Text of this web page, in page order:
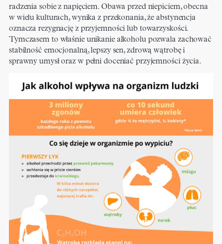
radzenia sobie z napięciem. Obawa przed niepiciem, obecna
w wielu kulturach, wynika z przekonania, że abstynencja
oznacza rezygnację z przyjemności lub towarzyskości.
Tymczasem to właśnie unikanie alkoholu pozwala zachować
stabilność emocjonalną, lepszy sen, zdrową wątrobę i
sprawny umysł oraz w pełni doceniać przyjemności życia.